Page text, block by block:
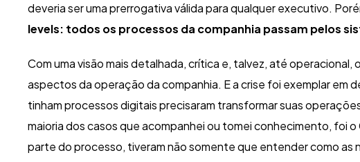
deveria ser uma prerrogativa válida para qualquer executivo.
levels: todos os processos da companhia passam pelos
Com uma visão mais detalhada, crítica e, talvez, até operacional,
aspectos da operação da companhia. E a crise foi exemplar em
tinham processos digitais precisaram transformar suas
maioria dos casos que acompanhei ou tomei conhecimento, foi
parte do processo, tiveram não somente que entender como as